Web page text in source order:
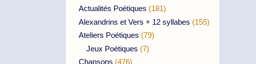
Actualités Poétiques (181)
Alexandrins et Vers + 12 syllabes (155)
Ateliers Poétiques (79)
Jeux Poétiques (7)
Chansons (476)